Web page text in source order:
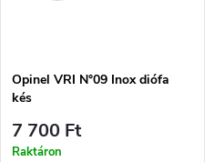
Opinel VRI N°09 Inox diófa
kés
7 700 Ft
Raktáron